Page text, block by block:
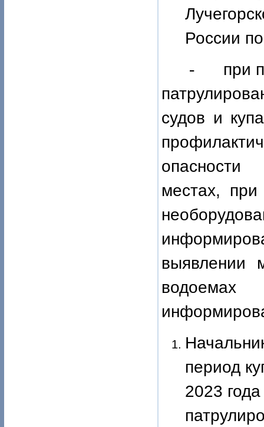
России
-
при
судов и
опасности
местах,
выявлении
период
2023